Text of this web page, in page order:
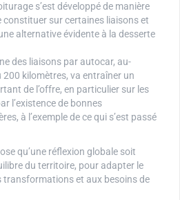
s’est développé de manière
constituer sur certaines liaisons et
alternative évidente à la desserte
des liaisons par autocar, au-
200 kilomètres, va entraîner un
de l’offre, en particulier sur les
l’existence de bonnes
à l’exemple de ce qui s’est passé
qu’une réflexion globale soit
du territoire, pour adapter le
transformations et aux besoins de